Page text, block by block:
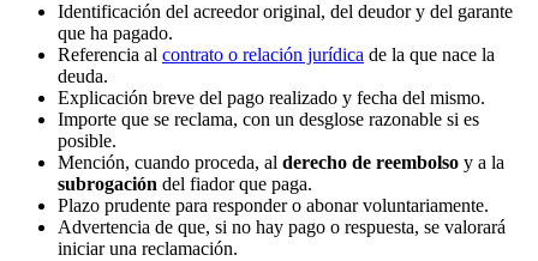
Identificación del acreedor original, del deudor y del garante
que ha pagado.
Referencia al contrato o relación jurídica de la que nace la
deuda.
Explicación breve del pago realizado y fecha del mismo.
Importe que se reclama, con un desglose razonable si es
posible.
Mención, cuando proceda, al derecho de reembolso y a la
subrogación del fiador que paga.
Plazo prudente para responder o abonar voluntariamente.
Advertencia de que, si no hay pago o respuesta, se valorará
iniciar una reclamación.